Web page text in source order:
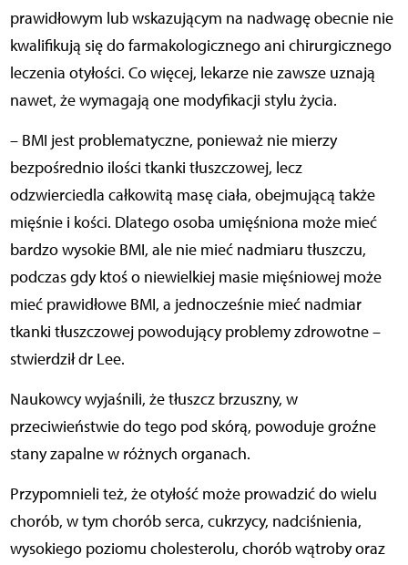
prawidłowym lub wskazującym na nadwagę obecnie nie
kwalifikują się do farmakologicznego ani chirurgicznego
leczenia otyłości. Co więcej, lekarze nie zawsze uznają
nawet, że wymagają one modyfikacji stylu życia.
– BMI jest problematyczne, ponieważ nie mierzy
bezpośrednio ilości tkanki tłuszczowej, lecz
odzwierciedla całkowitą masę ciała, obejmującą także
mięśnie i kości. Dlatego osoba umięśniona może mieć
bardzo wysokie BMI, ale nie mieć nadmiaru tłuszczu,
podczas gdy ktoś o niewielkiej masie mięśniowej może
mieć prawidłowe BMI, a jednocześnie mieć nadmiar
tkanki tłuszczowej powodujący problemy zdrowotne –
stwierdził dr Lee.
Naukowcy wyjaśnili, że tłuszcz brzuszny, w
przeciwieństwie do tego pod skórą, powoduje groźne
stany zapalne w różnych organach.
Przypomnieli też, że otyłość może prowadzić do wielu
chorób, w tym chorób serca, cukrzycy, nadciśnienia,
wysokiego poziomu cholesterolu, chorób wątroby oraz